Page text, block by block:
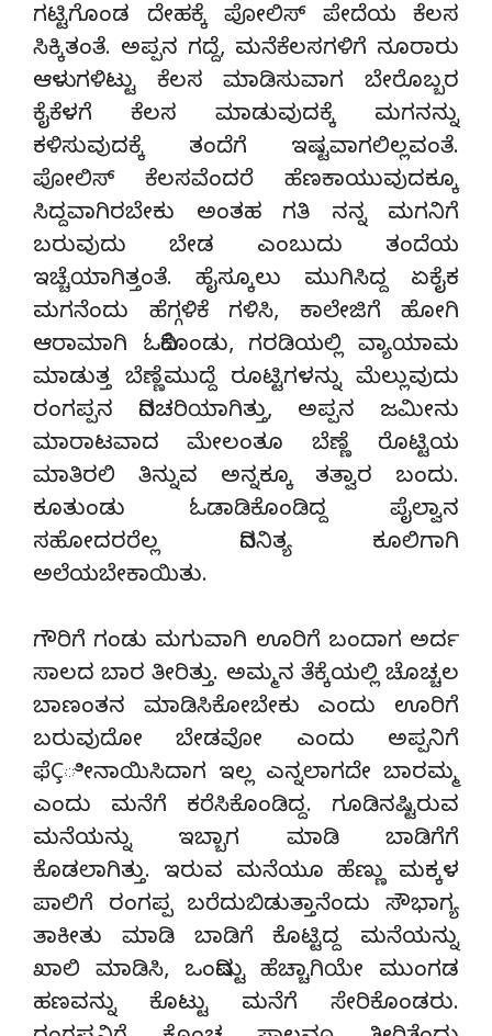
ಗಟ್ಟಿಗೊಂಡ ದೇಹಕ್ಕೆ ಪೋಲಿಸ್ ಪೇದೆಯ ಕೆಲಸ
ಸಿಕ್ಕಿತಂತೆ. ಅಪ್ಪನ ಗದ್ದೆ, ಮನೆಕೆಲಸಗಳಿಗೆ ನೂರಾರು
ಆಳುಗಳಿಟ್ಟು ಕೆಲಸ ಮಾಡಿಸುವಾಗ ಬೇರೊಬ್ಬರ
ಕೈಕೆಳಗೆ ಕೆಲಸ ಮಾಡುವುದಕ್ಕೆ ಮಗನನ್ನು
ಕಳಿಸುವುದಕ್ಕೆ ತಂದೆಗೆ ಇಷ್ಟವಾಗಲಿಲ್ಲವಂತೆ.
ಪೋಲಿಸ್ ಕೆಲಸವೆಂದರೆ ಹೆಣಕಾಯುವುದಕ್ಕೂ
ಸಿದ್ದವಾಗಿರಬೇಕು ಅಂತಹ ಗತಿ ನನ್ನ ಮಗನಿಗೆ
ಬರುವುದು ಬೇಡ ಎಂಬುದು ತಂದೆಯ
ಇಚ್ಚೆಯಾಗಿತ್ತಂತೆ. ಹೈಸ್ಕೂಲು ಮುಗಿಸಿದ್ದ ಏಕೈಕ
ಮಗನೆಂದು ಹೆಗ್ಗಳಿಕೆ ಗಳಿಸಿ, ಕಾಲೇಜಿಗೆ ಹೋಗಿ
ಆರಾಮಾಗಿ ಓದಿಕೊಂಡು, ಗರಡಿಯಲ್ಲಿ ವ್ಯಾಯಾಮ
ಮಾಡುತ್ತ ಬೆಣ್ಣೆಮುದ್ದೆ ರೂಟ್ಟಿಗಳನ್ನು ಮೆಲ್ಲುವುದು
ರಂಗಪ್ಪನ ದಿನಚರಿಯಾಗಿತ್ತು, ಅಪ್ಪನ ಜಮೀನು
ಮಾರಾಟವಾದ ಮೇಲಂತೂ ಬೆಣ್ಣೆ ರೊಟ್ಟಿಯ
ಮಾತಿರಲಿ ತಿನ್ನುವ ಅನ್ನಕ್ಕೂ ತತ್ವಾರ ಬಂದು.
ಕೂತುಂಡು ಓಡಾಡಿಕೊಂಡಿದ್ದ ಪೈಲ್ವಾನ
ಸಹೋದರರೆಲ್ಲ ದಿನನಿತ್ಯ ಕೂಲಿಗಾಗಿ
ಅಲೆಯಬೇಕಾಯಿತು.
ಗೌರಿಗೆ ಗಂಡು ಮಗುವಾಗಿ ಊರಿಗೆ ಬಂದಾಗ ಅರ್ದ
ಸಾಲದ ಬಾರ ತೀರಿತ್ತು. ಅಮ್ಮನ ತೆಕ್ಕೆಯಲ್ಲಿ ಚೊಚ್ಚಲ
ಬಾಣಂತನ ಮಾಡಿಸಿಕೋಬೇಕು ಎಂದು ಊರಿಗೆ
ಬರುವುದೋ ಬೇಡವೋ ಎಂದು ಅಪ್ಪನಿಗೆ
ಫೆÇೀನಾಯಿಸಿದಾಗ ಇಲ್ಲ ಎನ್ನಲಾಗದೇ ಬಾರಮ್ಮ
ಎಂದು ಮನೆಗೆ ಕರೆಸಿಕೊಂಡಿದ್ದ. ಗೂಡಿನಷ್ಟಿರುವ
ಮನೆಯನ್ನು ಇಬ್ಬಾಗ ಮಾಡಿ ಬಾಡಿಗೆಗೆ
ಕೊಡಲಾಗಿತ್ತು. ಇರುವ ಮನೆಯೂ ಹೆಣ್ಣು ಮಕ್ಕಳ
ಪಾಲಿಗೆ ರಂಗಪ್ಪ ಬರೆದುಬಿಡುತ್ತಾನೆಂದು ಸೌಭಾಗ್ಯ
ತಾಕೀತು ಮಾಡಿ ಬಾಡಿಗೆ ಕೊಟ್ಟಿದ್ದ ಮನೆಯನ್ನು
ಖಾಲಿ ಮಾಡಿಸಿ, ಒಂದಿಷ್ಟು ಹೆಚ್ಚಾಗಿಯೇ ಮುಂಗಡ
ಹಣವನ್ನು ಕೊಟ್ಟು ಮನೆಗೆ ಸೇರಿಕೊಂಡರು.